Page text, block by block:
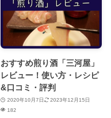
おすすめ煎り酒「三河屋」
レビュー！使い方・レシピ
&口コミ・評判
2020年10月7日
2023年12月15日
182